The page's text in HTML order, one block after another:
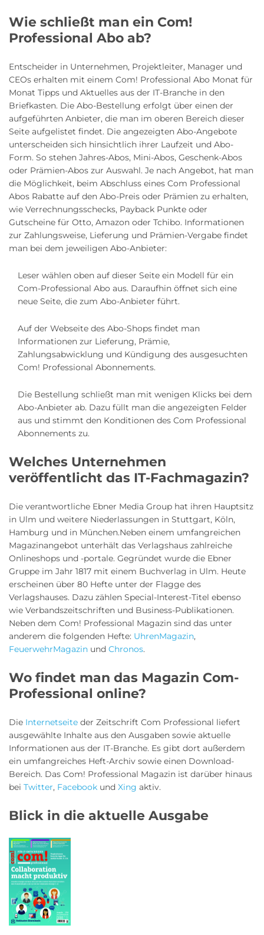
Wie schließt man ein Com!
Professional Abo ab?
Entscheider in Unternehmen, Projektleiter, Manager und
CEOs erhalten mit einem Com! Professional Abo Monat für
Monat Tipps und Aktuelles aus der IT-Branche in den
Briefkasten. Die Abo-Bestellung erfolgt über einen der
aufgeführten Anbieter, die man im oberen Bereich dieser
Seite aufgelistet findet. Die angezeigten Abo-Angebote
unterscheiden sich hinsichtlich ihrer Laufzeit und Abo-
Form. So stehen Jahres-Abos, Mini-Abos, Geschenk-Abos
oder Prämien-Abos zur Auswahl. Je nach Angebot, hat man
die Möglichkeit, beim Abschluss eines Com Professional
Abos Rabatte auf den Abo-Preis oder Prämien zu erhalten,
wie Verrechnungsschecks, Payback Punkte oder
Gutscheine für Otto, Amazon oder Tchibo. Informationen
zur Zahlungsweise, Lieferung und Prämien-Vergabe findet
man bei dem jeweiligen Abo-Anbieter:
Leser wählen oben auf dieser Seite ein Modell für ein
Com-Professional Abo aus. Daraufhin öffnet sich eine
neue Seite, die zum Abo-Anbieter führt.
Auf der Webseite des Abo-Shops findet man
Informationen zur Lieferung, Prämie,
Zahlungsabwicklung und Kündigung des ausgesuchten
Com! Professional Abonnements.
Die Bestellung schließt man mit wenigen Klicks bei dem
Abo-Anbieter ab. Dazu füllt man die angezeigten Felder
aus und stimmt den Konditionen des Com Professional
Abonnements zu.
Welches Unternehmen
veröffentlicht das IT-Fachmagazin?
Die verantwortliche Ebner Media Group hat ihren Hauptsitz
in Ulm und weitere Niederlassungen in Stuttgart, Köln,
Hamburg und in München.Neben einem umfangreichen
Magazinangebot unterhält das Verlagshaus zahlreiche
Onlineshops und -portale. Gegründet wurde die Ebner
Gruppe im Jahr 1817 mit einem Buchverlag in Ulm. Heute
erscheinen über 80 Hefte unter der Flagge des
Verlagshauses. Dazu zählen Special-Interest-Titel ebenso
wie Verbandszeitschriften und Business-Publikationen.
Neben dem Com! Professional Magazin sind das unter
anderem die folgenden Hefte: UhrenMagazin,
FeuerwehrMagazin und Chronos.
Wo findet man das Magazin Com-
Professional online?
Die Internetseite der Zeitschrift Com Professional liefert
ausgewählte Inhalte aus den Ausgaben sowie aktuelle
Informationen aus der IT-Branche. Es gibt dort außerdem
ein umfangreiches Heft-Archiv sowie einen Download-
Bereich. Das Com! Professional Magazin ist darüber hinaus
bei Twitter, Facebook und Xing aktiv.
Blick in die aktuelle Ausgabe